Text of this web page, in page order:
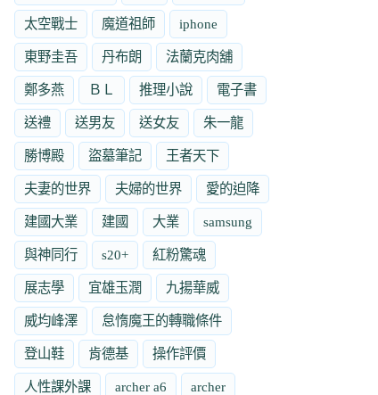
太空戰士 魔道祖師 iphone
東野圭吾 丹布朗 法蘭克肉舖
鄭多燕 ＢＬ 推理小說 電子書
送禮 送男友 送女友 朱一龍
勝博殿 盜墓筆記 王者天下
夫妻的世界 夫婦的世界 愛的迫降
建國大業 建國 大業 samsung
與神同行 s20+ 紅粉驚魂
展志學 宜雄玉潤 九揚華威
威均峰澤 怠惰魔王的轉職條件
登山鞋 肯德基 操作評價
人性課外課 archer a6 archer